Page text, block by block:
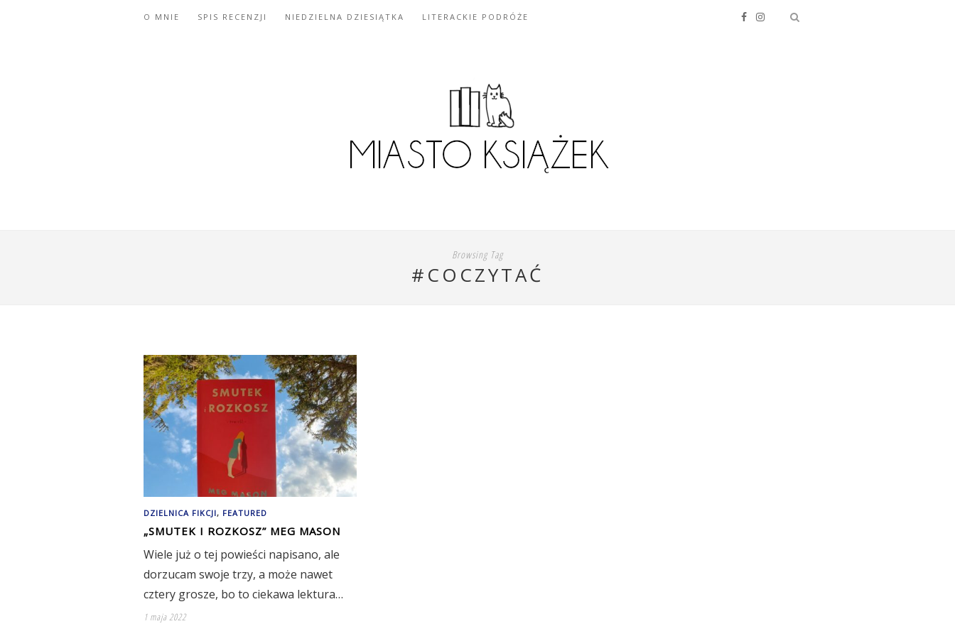
O MNIE SPIS RECENZJI NIEDZIELNA DZIESIĄTKA LITERACKIE PODRÓŻE
Browsing Tag
#COCZYTAĆ
DZIELNICA FIKCJI, FEATURED
„SMUTEK I ROZKOSZ” MEG MASON
Wiele już o tej powieści napisano, ale
dorzucam swoje trzy, a może nawet
cztery grosze, bo to ciekawa lektura…
1 maja 2022